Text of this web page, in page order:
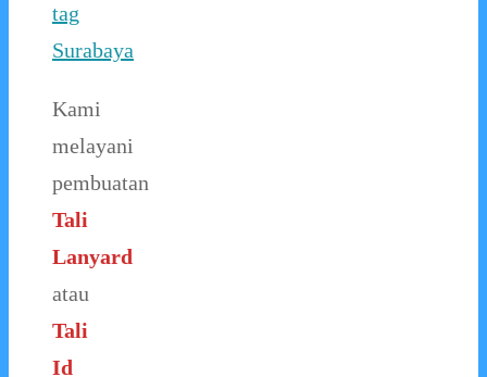
tag
Surabaya
Kami
melayani
pembuatan
Tali
Lanyard
atau
Tali
Id